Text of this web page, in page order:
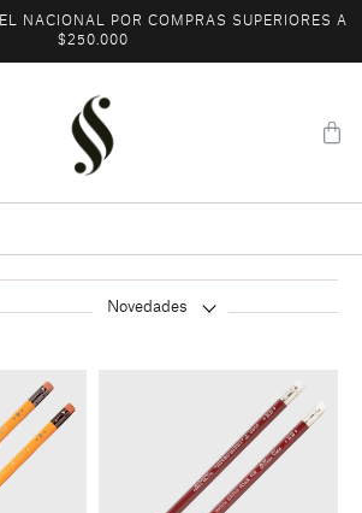
NACIONAL POR COMPRAS SUPERIORES A
$250.000
Novedades